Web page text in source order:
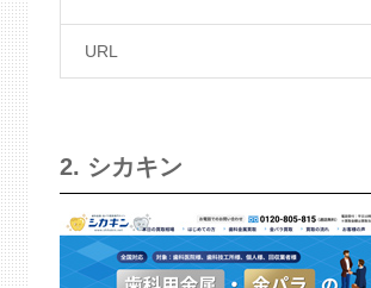
URL
2. シカキン